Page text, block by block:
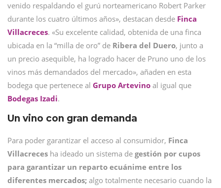
venido respaldando el gurú norteamericano Robert Parker
durante los cuatro últimos años», destacan desde Finca
Villacreces. «Su excelente calidad, obtenida de una finca
ubicada en la “milla de oro” de Ribera del Duero, junto a
un precio asequible, ha logrado hacer de Pruno uno de los
vinos más demandados del mercado», añaden en esta
bodega que pertenece al Grupo Artevino al igual que
Bodegas Izadi.
Un vino con gran demanda
Para poder garantizar el acceso al consumidor, Finca
Villacreces ha ideado un sistema de gestión por cupos
para garantizar un reparto ecuánime entre los
diferentes mercados; algo totalmente necesario cuando la